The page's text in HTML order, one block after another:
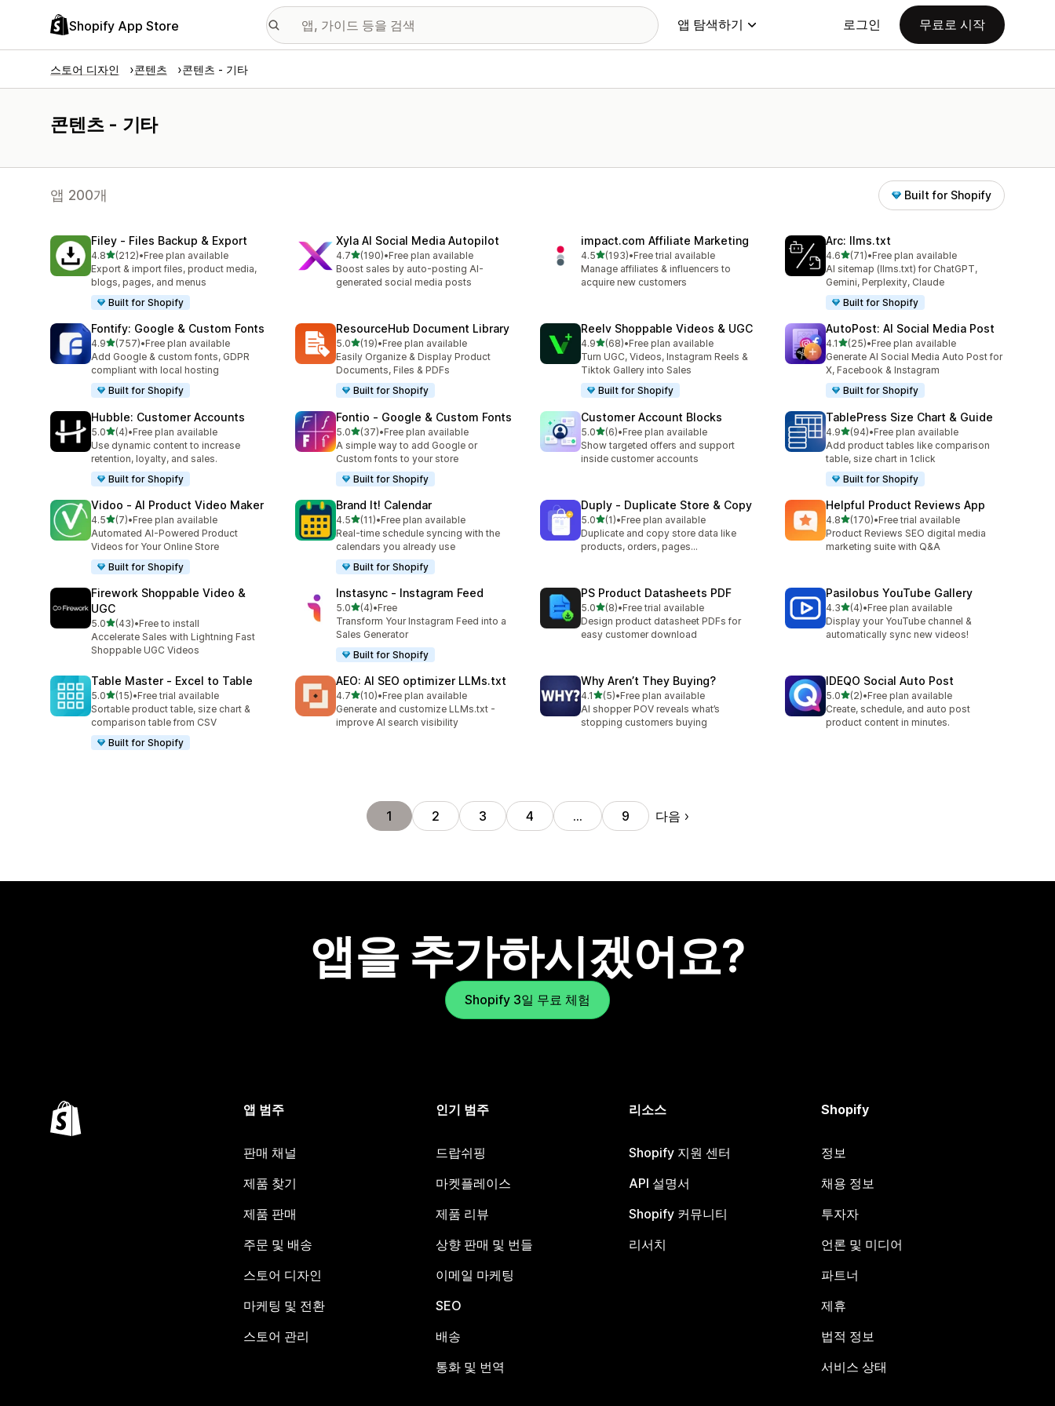
Shopify App Store 앱 탐색하기 로그인 무료로 시작
스토어 디자인 콘텐츠 콘텐츠 - 기타
콘텐츠 - 기타
앱 200개 Built for Shopify
Filey ‑ Files Backup & Export
4.8별 5개 중
(212)
총 리뷰 212개
•Free plan available
Export & import files, product media,
blogs, pages, and menus
Built for Shopify
Xyla AI Social Media Autopilot
4.7별 5개 중
(190)
총 리뷰 190개
•Free plan available
Boost sales by auto-posting AI-
generated social media posts
impact.com Affiliate Marketing
4.5별 5개 중
(193)
총 리뷰 193개
•Free trial available
Manage affiliates & influencers to
acquire new customers
Arc: llms.txt
4.6별 5개 중
(71)
총 리뷰 71개
•Free plan available
AI sitemap (llms.txt) for ChatGPT,
Gemini, Perplexity, Claude
Built for Shopify
Fontify: Google & Custom Fonts
4.9별 5개 중
(757)
총 리뷰 757개
•Free plan available
Add Google & custom fonts, GDPR
compliant with local hosting
Built for Shopify
ResourceHub Document Library
5.0별 5개 중
(19)
총 리뷰 19개
•Free plan available
Easily Organize & Display Product
Documents, Files & PDFs
Built for Shopify
Reelv Shoppable Videos & UGC
4.9별 5개 중
(68)
총 리뷰 68개
•Free plan available
Turn UGC, Videos, Instagram Reels &
Tiktok Gallery into Sales
Built for Shopify
AutoPost: AI Social Media Post
4.1별 5개 중
(25)
총 리뷰 25개
•Free plan available
Generate AI Social Media Auto Post for
X, Facebook & Instagram
Built for Shopify
Hubble: Customer Accounts
5.0별 5개 중
(4)
총 리뷰 4개
•Free plan available
Use dynamic content to increase
retention, loyalty, and sales.
Built for Shopify
Fontio ‑ Google & Custom Fonts
5.0별 5개 중
(37)
총 리뷰 37개
•Free plan available
A simple way to add Google or
Custom fonts to your store
Built for Shopify
Customer Account Blocks
5.0별 5개 중
(6)
총 리뷰 6개
•Free plan available
Show targeted offers and support
inside customer accounts
TablePress Size Chart & Guide
4.9별 5개 중
(94)
총 리뷰 94개
•Free plan available
Add product tables like comparison
table, size chart in 1click
Built for Shopify
Vidoo ‑ AI Product Video Maker
4.5별 5개 중
(7)
총 리뷰 7개
•Free plan available
Automated AI-Powered Product
Videos for Your Online Store
Built for Shopify
Brand It! Calendar
4.5별 5개 중
(11)
총 리뷰 11개
•Free plan available
Real-time schedule syncing with the
calendars you already use
Built for Shopify
Duply ‑ Duplicate Store & Copy
5.0별 5개 중
(1)
총 리뷰 1개
•Free plan available
Duplicate and copy store data like
products, orders, pages...
Helpful Product Reviews App
4.8별 5개 중
(170)
총 리뷰 170개
•Free trial available
Product Reviews SEO digital media
marketing suite with Q&A
Firework Shoppable Video &
UGC
5.0별 5개 중
(43)
총 리뷰 43개
•Free to install
Accelerate Sales with Lightning Fast
Shoppable UGC Videos
Instasync ‑ Instagram Feed
5.0별 5개 중
(4)
총 리뷰 4개
•Free
Transform Your Instagram Feed into a
Sales Generator
Built for Shopify
PS Product Datasheets PDF
5.0별 5개 중
(8)
총 리뷰 8개
•Free trial available
Design product datasheet PDFs for
easy customer download
Pasilobus YouTube Gallery
4.3별 5개 중
(4)
총 리뷰 4개
•Free plan available
Display your YouTube channel &
automatically sync new videos!
Table Master ‑ Excel to Table
5.0별 5개 중
(15)
총 리뷰 15개
•Free trial available
Sortable product table, size chart &
comparison table from CSV
Built for Shopify
AEO: AI SEO optimizer LLMs.txt
4.7별 5개 중
(10)
총 리뷰 10개
•Free plan available
Generate and customize LLMs.txt -
improve AI search visibility
Why Aren’t They Buying?
4.1별 5개 중
(5)
총 리뷰 5개
•Free plan available
AI shopper POV reveals what’s
stopping customers buying
IDEQO Social Auto Post
5.0별 5개 중
(2)
총 리뷰 2개
•Free plan available
Create, schedule, and auto post
product content in minutes.
1 2 3 4 … 9 다음
앱을 추가하시겠어요?
Shopify 3일 무료 체험
앱 범주
판매 채널
제품 찾기
제품 판매
주문 및 배송
스토어 디자인
마케팅 및 전환
스토어 관리
인기 범주
드랍쉬핑
마켓플레이스
제품 리뷰
상향 판매 및 번들
이메일 마케팅
SEO
배송
통화 및 번역
리소스
Shopify 지원 센터
API 설명서
Shopify 커뮤니티
리서치
Shopify
정보
채용 정보
투자자
언론 및 미디어
파트너
제휴
법적 정보
서비스 상태